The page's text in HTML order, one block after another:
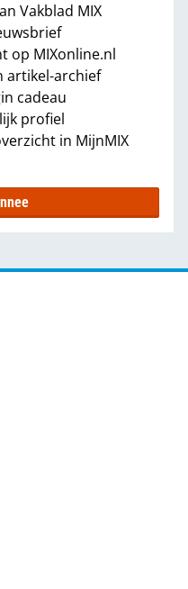
Vakblad MIX
op MIXonline.nl
artikel-archief
cadeau
profiel
in MijnMIX